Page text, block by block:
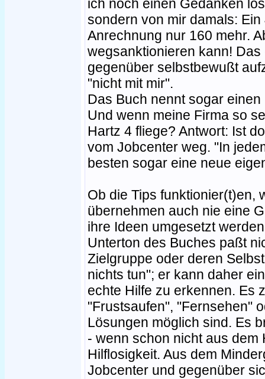
ich noch einen Gedanken
sondern von mir damals:
Anrechnung nur 160 mehr.
wegsanktionieren kann!
gegenüber selbstbewußt
"nicht mit mir".
Das Buch nennt sogar
Und wenn meine Firma so
Hartz 4 fliege? Antwort: Ist
vom Jobcenter weg. "In
besten sogar eine neue
Ob die Tips funktionier(t)en,
übernehmen auch nie eine
ihre Ideen umgesetzt
Unterton des Buches paßt
Zielgruppe oder deren
nichts tun"; er kann daher
echte Hilfe zu erkennen. Es
"Frustsaufen", "Fernsehen"
Lösungen möglich sind. Es
- wenn schon nicht aus dem
Hilflosigkeit. Aus dem
Jobcenter und gegenüber